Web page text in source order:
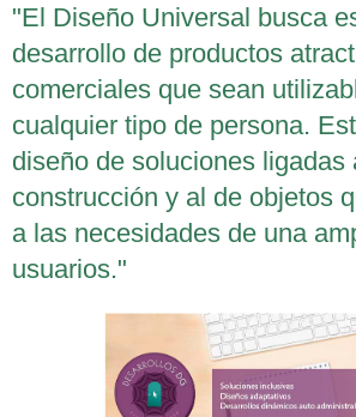
"El Diseño Universal busca
desarrollo de productos
comerciales que sean
cualquier tipo de persona.
diseño de soluciones ligadas
construcción y al de objetos
a las necesidades de una
usuarios."